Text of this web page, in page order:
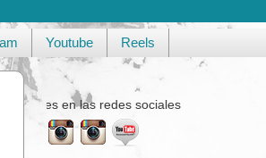
Youtube Reels
sociales